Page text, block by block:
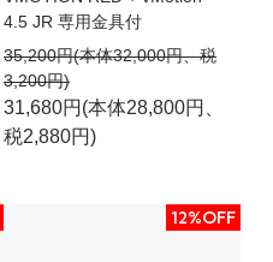
4.5 JR 専用金具付
35,200円(本体32,000円、税
3,200円)
31,680円(本体28,800円、
税2,880円)
12%OFF